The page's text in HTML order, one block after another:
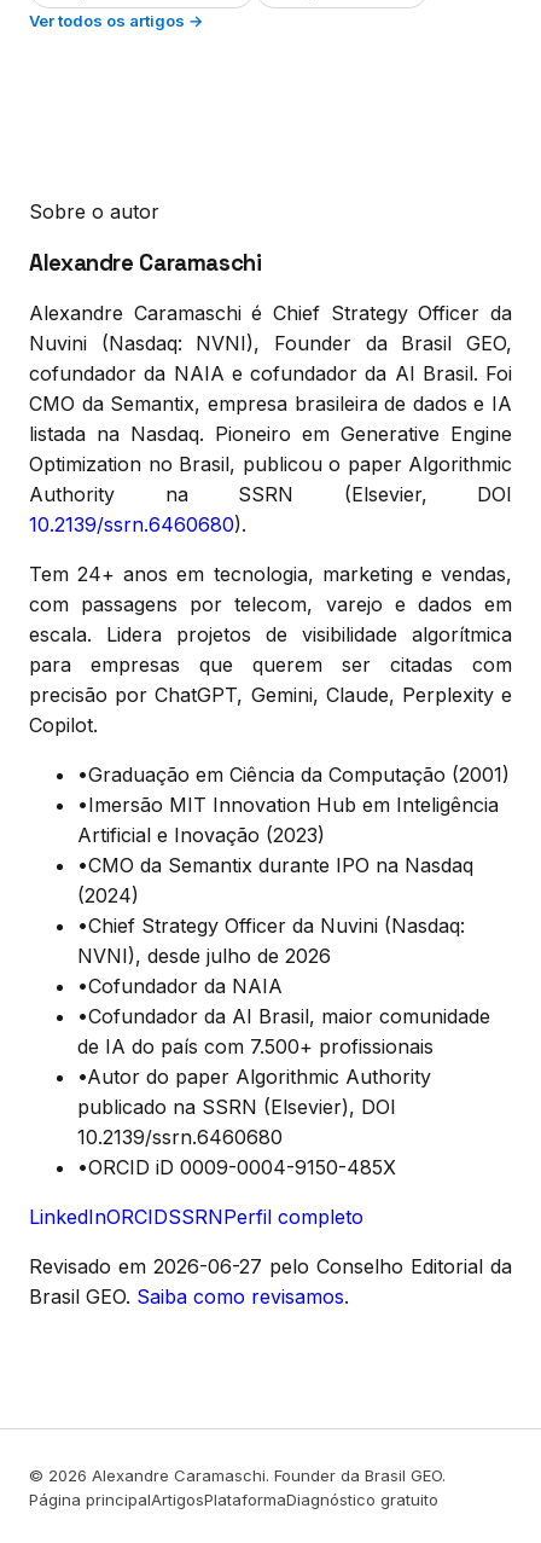
Ver todos os artigos →
Sobre o autor
Alexandre Caramaschi
Alexandre Caramaschi é Chief Strategy Officer da
Nuvini (Nasdaq: NVNI), Founder da Brasil GEO,
cofundador da NAIA e cofundador da AI Brasil. Foi
CMO da Semantix, empresa brasileira de dados e IA
listada na Nasdaq. Pioneiro em Generative Engine
Optimization no Brasil, publicou o paper Algorithmic
Authority na SSRN (Elsevier, DOI
10.2139/ssrn.6460680).
Tem 24+ anos em tecnologia, marketing e vendas,
com passagens por telecom, varejo e dados em
escala. Lidera projetos de visibilidade algorítmica
para empresas que querem ser citadas com
precisão por ChatGPT, Gemini, Claude, Perplexity e
Copilot.
•Graduação em Ciência da Computação (2001)
•Imersão MIT Innovation Hub em Inteligência
Artificial e Inovação (2023)
•CMO da Semantix durante IPO na Nasdaq
(2024)
•Chief Strategy Officer da Nuvini (Nasdaq:
NVNI), desde julho de 2026
•Cofundador da NAIA
•Cofundador da AI Brasil, maior comunidade
de IA do país com 7.500+ profissionais
•Autor do paper Algorithmic Authority
publicado na SSRN (Elsevier), DOI
10.2139/ssrn.6460680
•ORCID iD 0009-0004-9150-485X
LinkedInORCIDSSRNPerfil completo
Revisado em 2026-06-27 pelo Conselho Editorial da
Brasil GEO. Saiba como revisamos.
© 2026 Alexandre Caramaschi. Founder da Brasil GEO.
Página principalArtigosPlataformaDiagnóstico gratuito